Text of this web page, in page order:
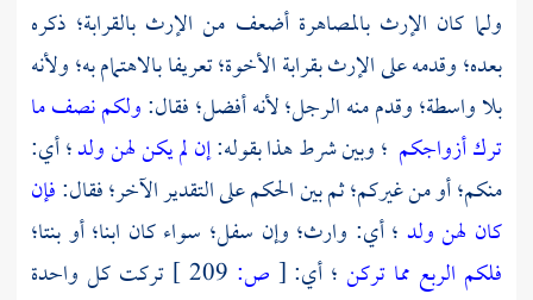
ولما كان الإرث بالمصاهرة أضعف من الإرث بالقرابة؛ ذكره
بعده؛ وقدمه على الإرث بقرابة الأخوة؛ تعريفا بالاهتمام به؛ ولأنه
بلا واسطة؛ وقدم منه الرجل؛ لأنه أفضل؛ فقال:ولكم نصف ما
ترك أزواجكم ؛ وبين شرط هذا بقوله:إن لم يكن لهن ولد؛ أي:
منكم؛ أو من غيركم؛ ثم بين الحكم على التقدير الآخر؛ فقال:فإن
كان لهن ولد ؛ أي: وارث؛ وإن سفل؛ سواء كان ابنا؛ أو بنتا؛
فلكم الربع مما تركن ؛ أي: [ ص:
تركت كل واحدة